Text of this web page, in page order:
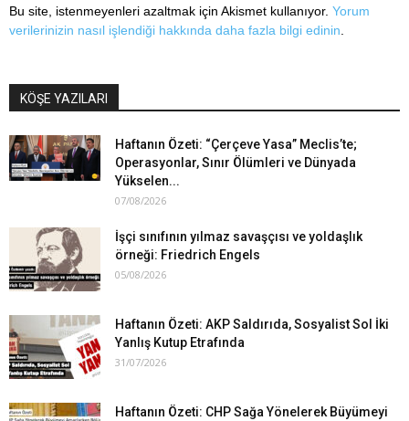
Bu site, istenmeyenleri azaltmak için Akismet kullanıyor. Yorum
verilerinizin nasıl işlendiği hakkında daha fazla bilgi edinin.
KÖŞE YAZILARI
Haftanın Özeti: “Çerçeve Yasa” Meclis’te;
Operasyonlar, Sınır Ölümleri ve Dünyada
Yükselen...
07/08/2026
İşçi sınıfının yılmaz savaşçısı ve yoldaşlık
örneği: Friedrich Engels
05/08/2026
Haftanın Özeti: AKP Saldırıda, Sosyalist Sol İki
Yanlış Kutup Etrafında
31/07/2026
Haftanın Özeti: CHP Sağa Yönelerek Büyümeyi